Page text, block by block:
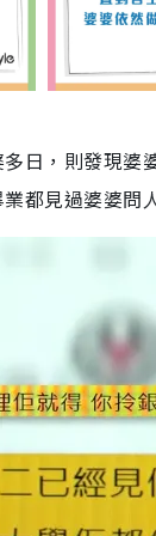
日，則發現
都見過婆婆問